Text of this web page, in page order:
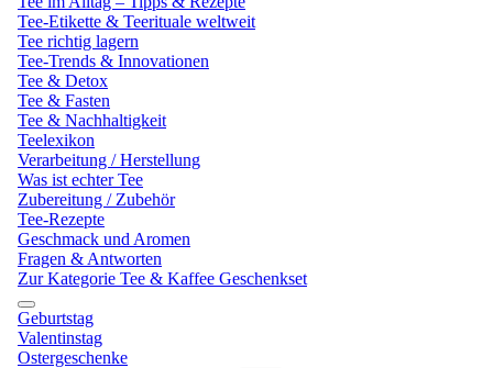
Tee-Etikette & Teerituale weltweit
Tee richtig lagern
Tee-Trends & Innovationen
Tee & Detox
Tee & Fasten
Tee & Nachhaltigkeit
Teelexikon
Verarbeitung / Herstellung
Was ist echter Tee
Zubereitung / Zubehör
Tee-Rezepte
Geschmack und Aromen
Fragen & Antworten
Zur Kategorie Tee & Kaffee Geschenkset
Geburtstag
Valentinstag
Ostergeschenke